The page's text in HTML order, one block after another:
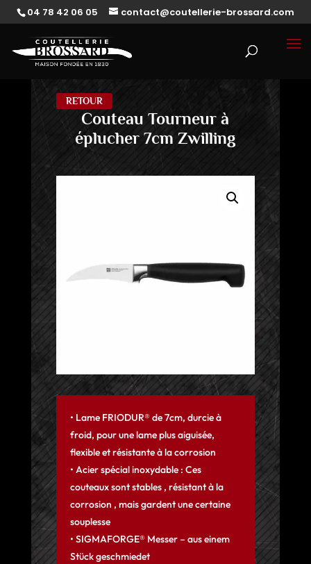
04 78 42 06 05 contact@coutellerie-brossard.com
RETOUR
Couteau Tourneur à
éplucher 7cm Zwilling
• Lame FRIODUR® de 7cm, durcie à
froid, pour une lame plus aiguisée,
flexible et résistante à la corrosion
• Acier spécial inoxydable : Ces
couteaux sont stables , résistant à la
corrosion , mais gardent une certaine
souplesse
• SIGMAFORGE® Messer – aus einem
Stück geschmiedet